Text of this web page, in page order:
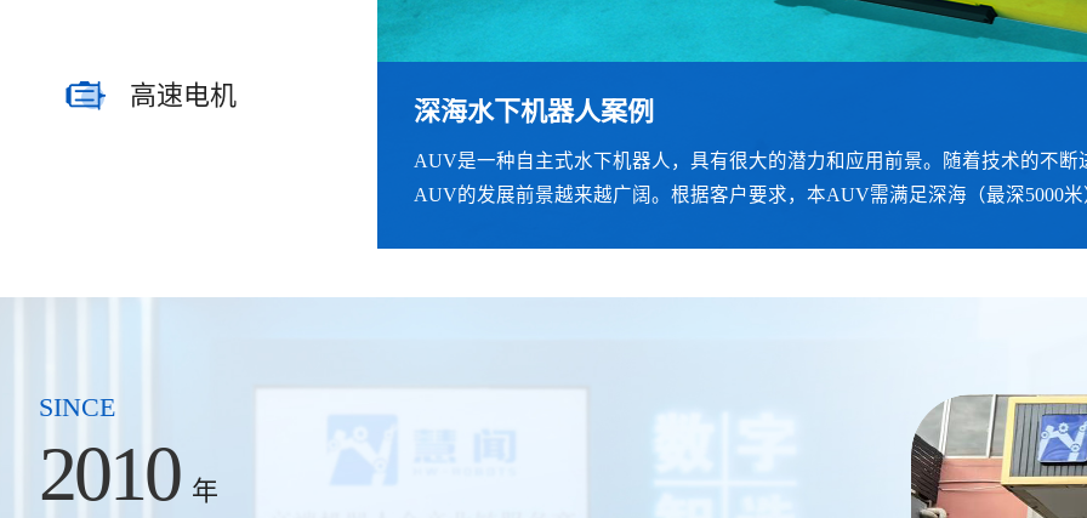
高速电机
深海水下机器人案例
AUV是一种自主式水下机器人，具有很大的潜力和应用前景。随着技术的不断
AUV的发展前景越来越广阔。根据客户要求，本AUV需满足深海（最深5000
遥操作力反馈工作站案例
遥操作设备包括一个 3D 高清显示器，帮助医生在手术过程中能可视化且更精
符合人体工程学的工作站上，带有自然的手柄界面，即使在长时间的手术中也
人形机器人案例
采取拟人化的设计理念，模仿人类的身体结构，实现与人类更接近的外观和行
任务。‌‌
机械臂案例
本款机械臂采用全进口碳纤维材料制作，输出法兰的尺寸和接口可根据需求设
感器。
宇航工具案例
工具在轻量化需求外，还需承受较强的碰撞和冲击，为达到要求，工具采用全
工具中，采用碳纤维材料是最好的选择。
高精密高速电机案例
传统电机通常是指普通的交流电动机、直流电动机等，其特点是旋转速度较慢
机是指能够实现高速、高精度运动控制的电机，其特点是旋转速度快、精度高
SINCE
2010 年